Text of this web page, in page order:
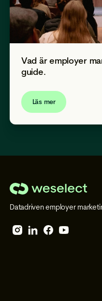
Vad är employer
guide.
Läs mer
Select
Datadriven employer